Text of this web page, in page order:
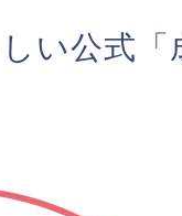
い公式「